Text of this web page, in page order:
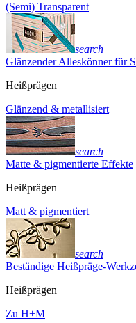
(Semi) Transparent
search
Glänzender Alleskönner für
Heißprägen
Glänzend & metallisiert
search
Matte & pigmentierte Effekte
Heißprägen
Matt & pigmentiert
search
Beständige Heißpräge-
Heißprägen
Zu H+M